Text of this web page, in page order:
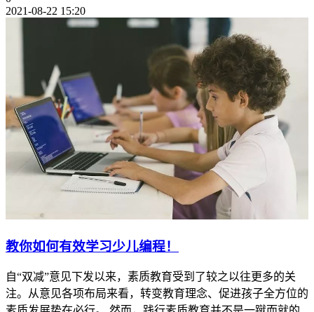
2021-08-22 15:20
教你如何有效学习少儿编程！
自“双减”意见下发以来，素质教育受到了较之以往更多的关
注。从意见各项布局来看，转变教育理念、促进孩子全方位的